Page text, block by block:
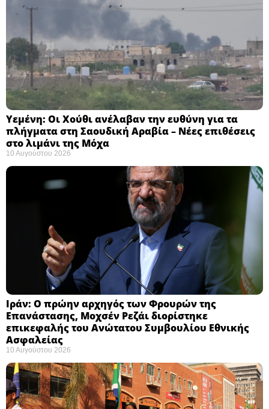
Υεμένη: Οι Χούθι ανέλαβαν την ευθύνη για τα
πλήγματα στη Σαουδική Αραβία – Νέες επιθέσεις
στο λιμάνι της Μόχα ​
10 Αυγούστου 2026
Ιράν: Ο πρώην αρχηγός των Φρουρών της
Επανάστασης, Μοχσέν Ρεζάι διορίστηκε
επικεφαλής του Ανώτατου Συμβουλίου Εθνικής
Ασφαλείας ​
10 Αυγούστου 2026